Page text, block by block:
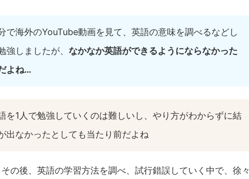
で海外のYouTube動画を見て、英語の意味を調べるなどし
強しましたが、 なかなか英語ができるようにならなかった
よね…
を1人で勉強していくのは難しいし、やり方がわからずに結
出なかったとしても当たり前だよね
の後、英語の学習方法を調べ、試行錯誤していく中で、徐々